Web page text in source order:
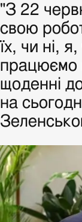
"З 22
свою
їх, чи ні,
працюємо
щоденні
на